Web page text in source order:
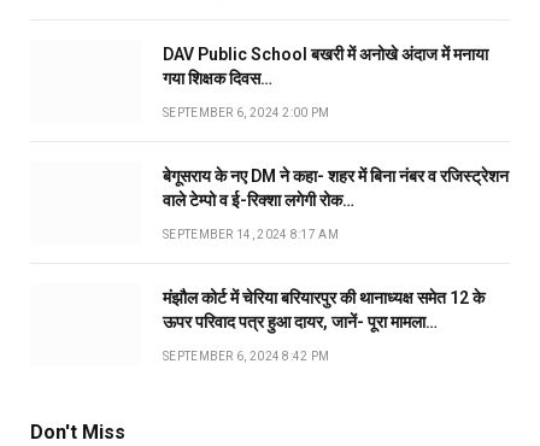
DAV Public School बखरी में अनोखे अंदाज में मनाया
गया शिक्षक दिवस…
SEPTEMBER 6, 2024 2:00 PM
बेगूसराय के नए DM ने कहा- शहर में बिना नंबर व रजिस्ट्रेशन
वाले टेम्पो व ई-रिक्शा लगेगी रोक…
SEPTEMBER 14, 2024 8:17 AM
मंझौल कोर्ट में चेरिया बरियारपुर की थानाध्यक्ष समेत 12 के
ऊपर परिवाद पत्र हुआ दायर, जानें- पूरा मामला…
SEPTEMBER 6, 2024 8:42 PM
Don't Miss